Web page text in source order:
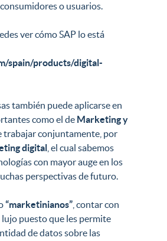
o usuarios.
ver cómo SAP lo está
spain/products/digital-
también puede aplicarse en
como el de Marketing y
trabajar conjuntamente, por
digital , el cual sabemos
con mayor auge en los
perspectivas de futuro.
“marketinianos” , contar con
puesto que les permite
de datos sobre las